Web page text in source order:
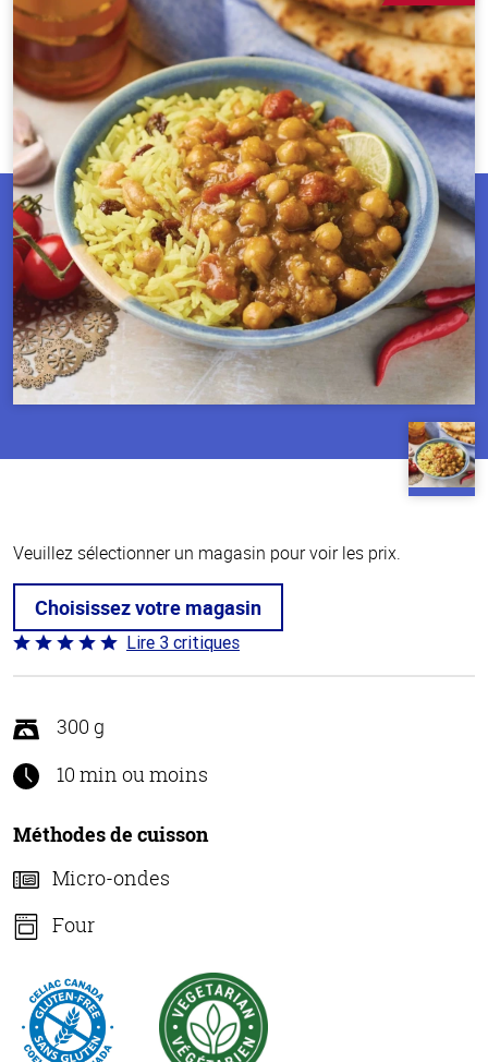
Veuillez sélectionner un magasin pour voir les prix.
Choisissez votre magasin
Coté
5 sur
Lire 3 critiques
300 g
10 min ou moins
Méthodes de cuisson
Micro-ondes
Four